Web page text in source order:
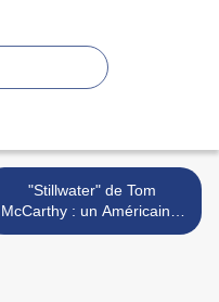
"Stillwater" de Tom
McCarthy : un Américain à
Marseille >